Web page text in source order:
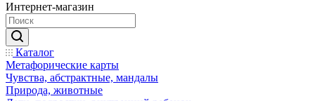
Интернет-магазин
Каталог
Mетафорические карты
Чувства, абстрактные, мандалы
Природа, животные